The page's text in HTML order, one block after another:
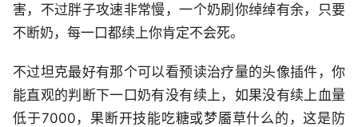
害，不过胖子攻速非常慢，一个奶刷你绰绰有余，只要
不断奶，每一口都续上你肯定不会死。
不过坦克最好有那个可以看预读治疗量的头像插件，你
能直观的判断下一口奶有没有续上，如果没有续上血量
低于7000，果断开技能吃糖或梦靥草什么的，这是防